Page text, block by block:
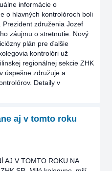
informácie o
o hlavných kontrolóroch boli
združenia Jozef
záujmu o stretnutie. Nový
plán pre ďalšie
kontrolóri už
regionálnej sekcie ZHK
úspešne združuje a
Detaily v
aj v tomto roku
AJ V TOMTO ROKU NA